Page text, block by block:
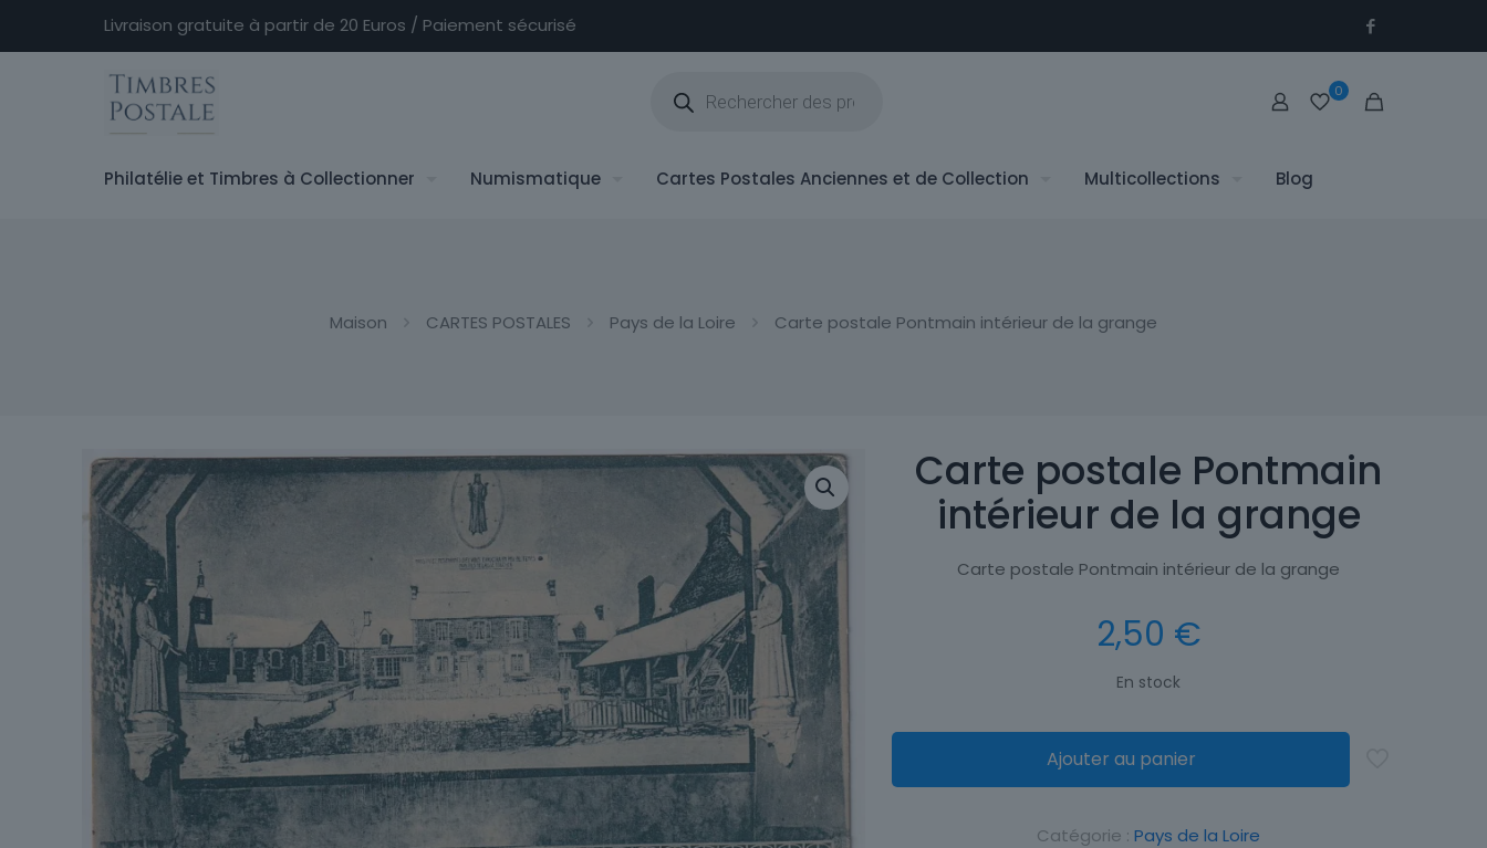
Livraison gratuite à partir de 20 Euros / Paiement sécurisé
produits
0
Philatélie et Timbres à Collectionner Numismatique Cartes Postales Anciennes et de Collection Multicollections Blog
Maison CARTES POSTALES Pays de la Loire Carte postale Pontmain intérieur de la grange
Carte postale Pontmain
intérieur de la grange
Carte postale Pontmain intérieur de la grange
2,50 €
En stock
Ajouter au panier
Catégorie : Pays de la Loire